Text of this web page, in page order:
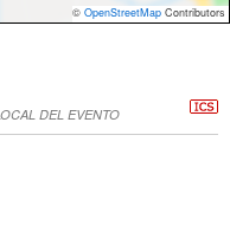
© OpenStreetMap Contributors
DEL EVENTO